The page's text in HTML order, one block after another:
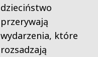
dzieciństwo
przerywają
wydarzenia, które
rozsadzają